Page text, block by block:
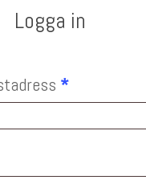
Logga in
*Obligatoriskt